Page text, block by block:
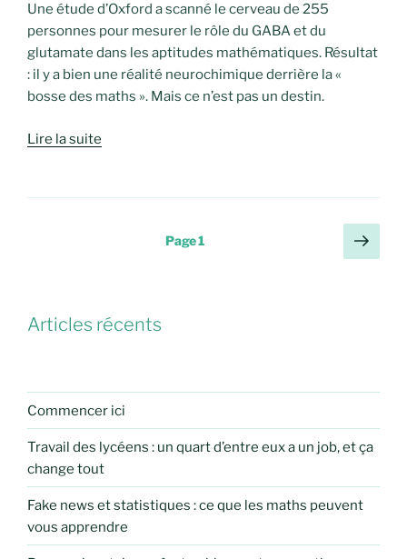
Une étude d’Oxford a scanné le cerveau de 255
personnes pour mesurer le rôle du GABA et du
glutamate dans les aptitudes mathématiques. Résultat
: il y a bien une réalité neurochimique derrière la «
bosse des maths ». Mais ce n’est pas un destin.
Lire la suite
Page1
Page
Articles récents
Commencer ici
Travail des lycéens : un quart d’entre eux a un job, et ça
change tout
Fake news et statistiques : ce que les maths peuvent
vous apprendre